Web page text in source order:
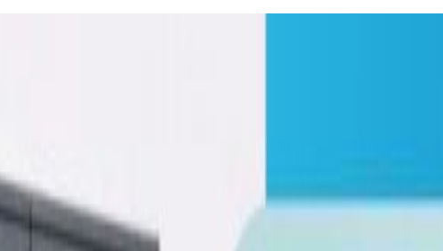
कोभिड–१९ खोपको परीक्षण, कहिले मिल्ला